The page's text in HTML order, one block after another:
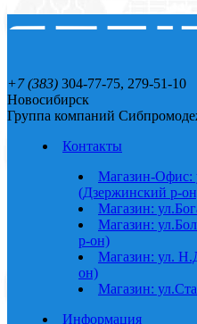
+7 (383) 304-77-75, 279-51-10
Новосибирск
Группа компаний
Контакты
Магазин-Офис:
(Дзержинский р-
Магазин:
Магазин:
р-он)
Магазин: ул.
он)
Магазин:
Информация